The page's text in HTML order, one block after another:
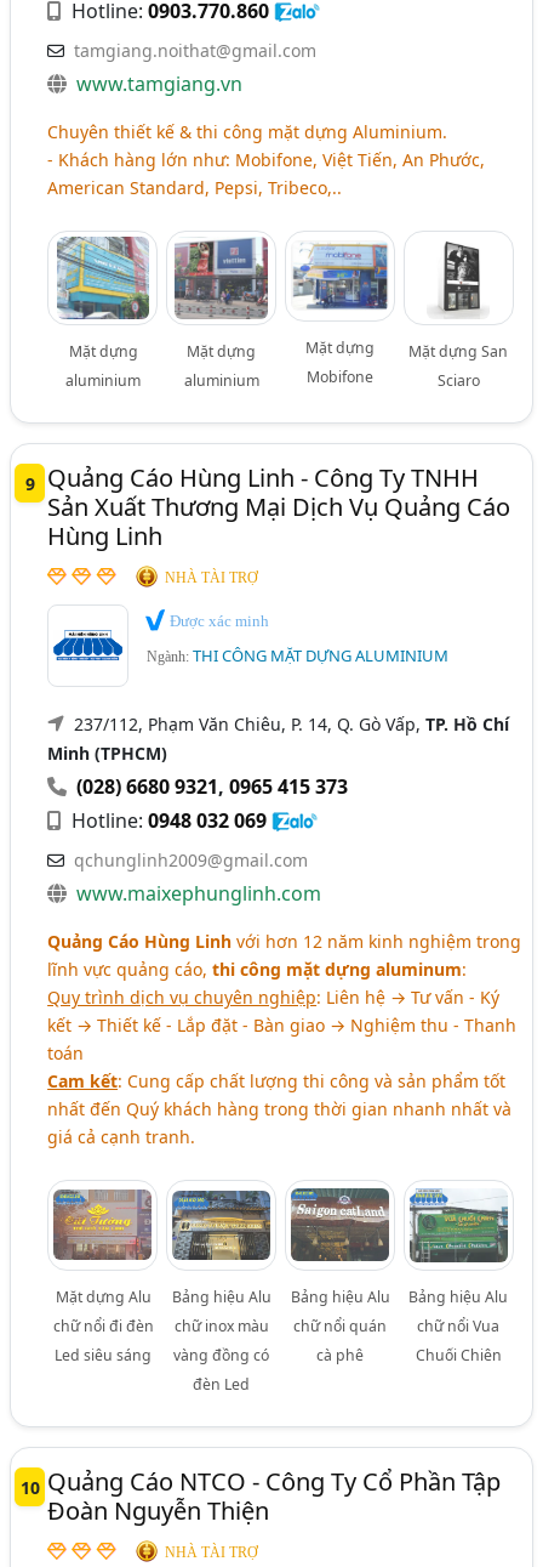
Hotline:0903.770.860
tamgiang.noithat@gmail.com
www.tamgiang.vn
Chuyên thiết kế & thi công mặt dựng Aluminium.
- Khách hàng lớn như: Mobifone, Việt Tiến, An Phước,
American Standard, Pepsi, Tribeco,..
Mặt dựng
aluminium
Mặt dựng
aluminium
Mặt dựng
Mobifone
Mặt dựng San
Sciaro
9
Quảng Cáo Hùng Linh - Công Ty TNHH
Sản Xuất Thương Mại Dịch Vụ Quảng Cáo
Hùng Linh
NHÀ TÀI TRỢ
Được xác minh
Ngành:THI CÔNG MẶT DỰNG ALUMINIUM
237/112, Phạm Văn Chiêu, P. 14, Q. Gò Vấp,TP. Hồ Chí
Minh (TPHCM)
(028) 6680 9321,0965 415 373
Hotline:0948 032 069
qchunglinh2009@gmail.com
www.maixephunglinh.com
Quảng Cáo Hùng Linh với hơn 12 năm kinh nghiệm trong
lĩnh vực quảng cáo,thi công mặt dựng aluminum:
Quy trình dịch vụ chuyên nghiệp: Liên hệ → Tư vấn - Ký
kết → Thiết kế - Lắp đặt - Bàn giao → Nghiệm thu - Thanh
toán
Cam kết: Cung cấp chất lượng thi công và sản phẩm tốt
nhất đến Quý khách hàng trong thời gian nhanh nhất và
giá cả cạnh tranh.
Mặt dựng Alu
chữ nổi đi đèn
Led siêu sáng
Bảng hiệu Alu
chữ inox màu
vàng đồng có
đèn Led
Bảng hiệu Alu
chữ nổi quán
cà phê
Bảng hiệu Alu
chữ nổi Vua
Chuối Chiên
10 Quảng Cáo NTCO - Công Ty Cổ Phần Tập
Đoàn Nguyễn Thiện
NHÀ TÀI TRỢ